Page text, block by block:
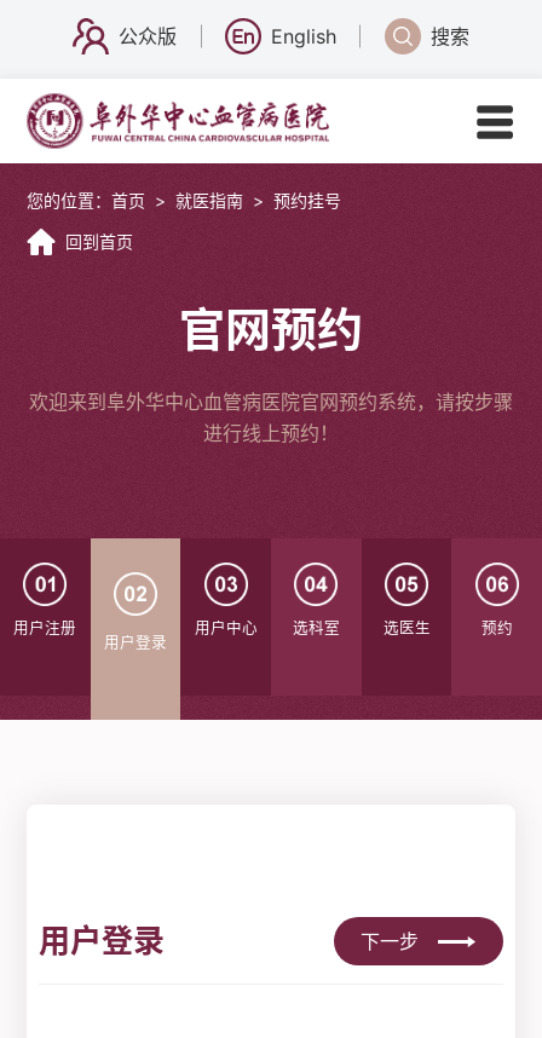
公众版 English 搜索
您的位置：首页 > 就医指南 > 预约挂号
回到首页
官网预约
欢迎来到阜外华中心血管病医院官网预约系统，请按步骤
进行线上预约！
用户注册
用户登录
用户中心 选科室 选医生 预约
用户登录 下一步